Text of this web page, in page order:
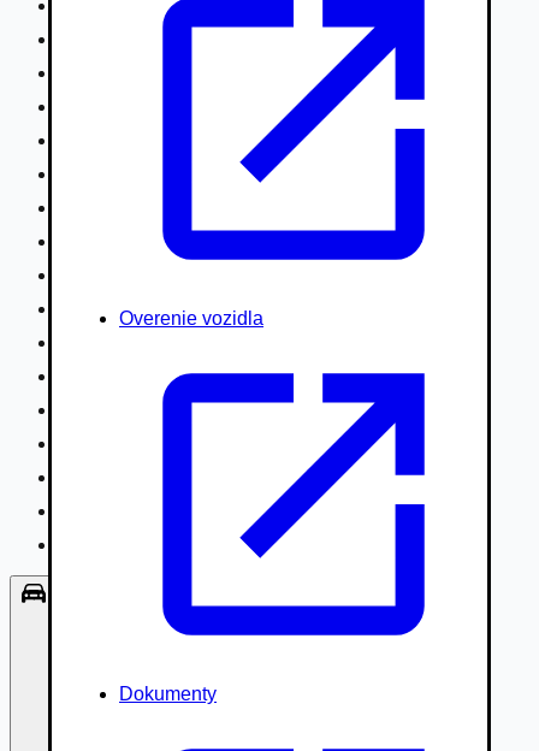
Overenie vozidla
Dokumenty
Nákladné vozidlá nad 7,5t
Vodné/Snežné skútre, štvorkolky
Poľnohospodárske vozidlá / stroje
Hydraulické ruky autožeriavy
Špeciály/nosiče kontajnerov
Návesy/prívesy nadstavby
Lode/člny, lietadlá/vznášadlá
Príslušenstvo, Oblečenie